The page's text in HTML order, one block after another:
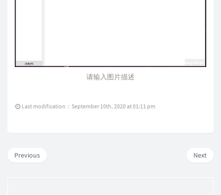
请输入图片描述
Last modification：September 10th, 2020 at 01:11 pm
Next
Previous